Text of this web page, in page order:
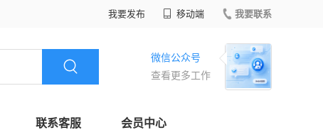
我要发布 移动端 我要联系
微信公众号
查看更多工作
联系客服 会员中心